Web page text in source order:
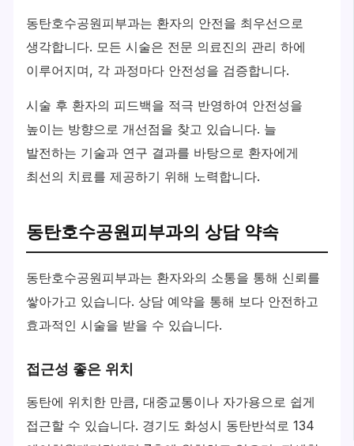
동탄호수공원피부과는 환자의 안전을 최우선으로
생각합니다. 모든 시술은 전문 의료진의 관리 하에
이루어지며, 각 과정마다 안전성을 검증합니다.
시술 후 환자의 피드백을 적극 반영하여 안전성을
높이는 방향으로 개선점을 찾고 있습니다. 늘
발전하는 기술과 연구 결과를 바탕으로 환자에게
최선의 치료를 제공하기 위해 노력합니다.
동탄호수공원피부과의 상담 약속
동탄호수공원피부과는 환자와의 소통을 통해 신뢰를
쌓아가고 있습니다. 상담 예약을 통해 보다 안전하고
효과적인 시술을 받을 수 있습니다.
접근성 좋은 위치
동탄에 위치한 만큼, 대중교통이나 자가용으로 쉽게
접근할 수 있습니다. 경기도 화성시 동탄반석로 134